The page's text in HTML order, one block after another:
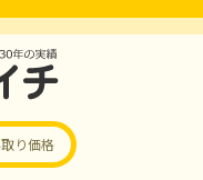
り価格